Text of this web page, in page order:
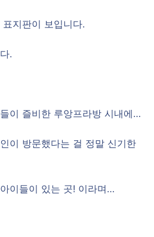
지판이 보입니다.
.
이 즐비한 루앙프라방 시내에…
이 방문했다는 걸 정말 신기한
이들이 있는 곳! 이라며…